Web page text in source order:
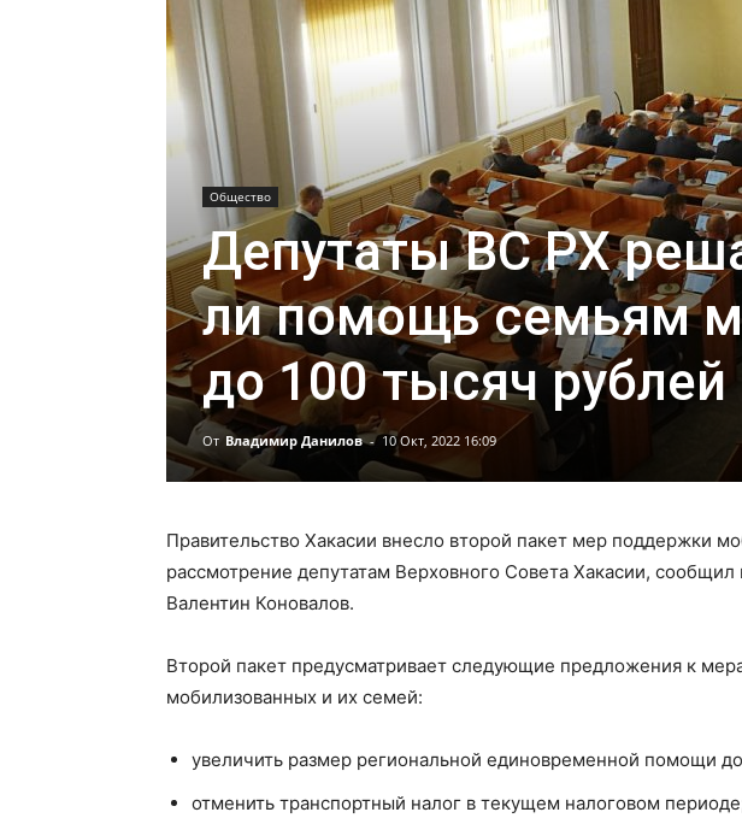
Общество
Депутаты ВС РХ
ли помощь семьям
до 100 тысяч рублей
От Владимир Данилов - 10 Окт, 2022 16:09
Правительство Хакасии внесло второй пакет мер поддержки
рассмотрение депутатам Верховного Совета Хакасии, сообщил
Валентин Коновалов.
Второй пакет предусматривает следующие предложения к
мобилизованных и их семей:
увеличить размер региональной единовременной помощи
отменить транспортный налог в текущем налоговом